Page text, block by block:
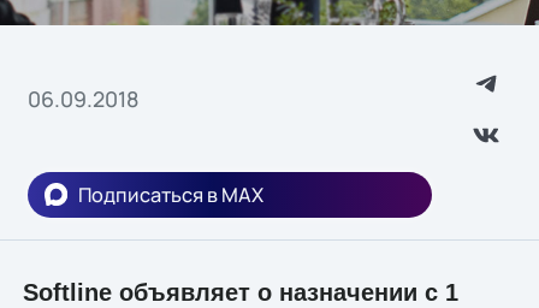
06.09.2018
Подписаться в MAX
Softline объявляет о назначении с 1